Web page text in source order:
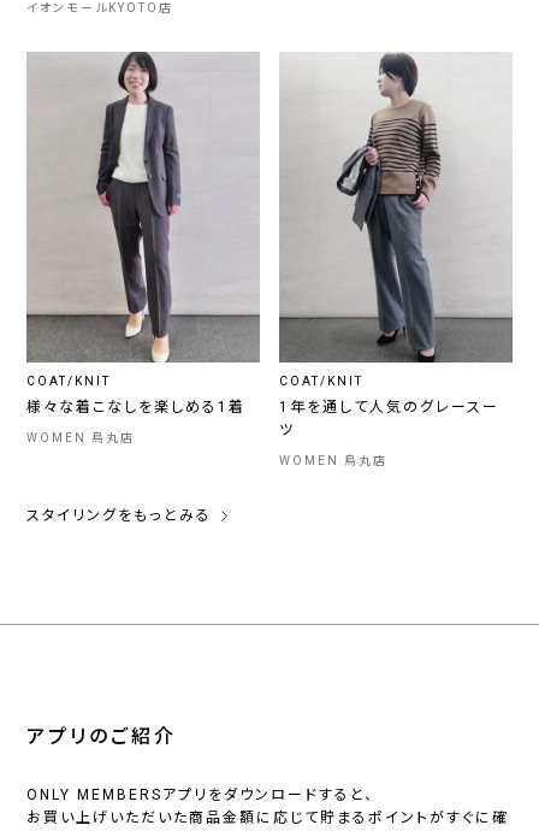
イオンモールKYOTO店
COAT/KNIT
様々な着こなしを楽しめる1着
WOMEN 烏丸店
COAT/KNIT
1年を通して人気のグレースー
ツ
WOMEN 烏丸店
スタイリングをもっとみる
アプリのご紹介
ONLY MEMBERSアプリをダウンロードすると、
お買い上げいただいた商品金額に応じて貯まるポイントがすぐに確